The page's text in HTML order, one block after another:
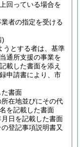
回っている場合を
者の指定を受ける
)
うとする者は、基準
通所支援の事業を
載した書面を添え
申請書により、市
書面
在地並びにその代
を記載した書面
日を記載した書面
登記事項説明書又